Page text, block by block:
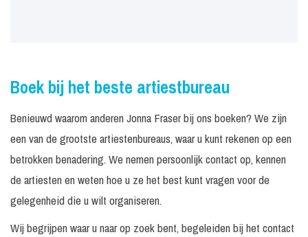
Boek bij het beste artiestbureau
Benieuwd waarom anderen Jonna Fraser bij ons boeken? We zijn
een van de grootste artiestenbureaus, waar u kunt rekenen op een
betrokken benadering. We nemen persoonlijk contact op, kennen
de artiesten en weten hoe u ze het best kunt vragen voor de
gelegenheid die u wilt organiseren.
Wij begrijpen waar u naar op zoek bent, begeleiden bij het contact